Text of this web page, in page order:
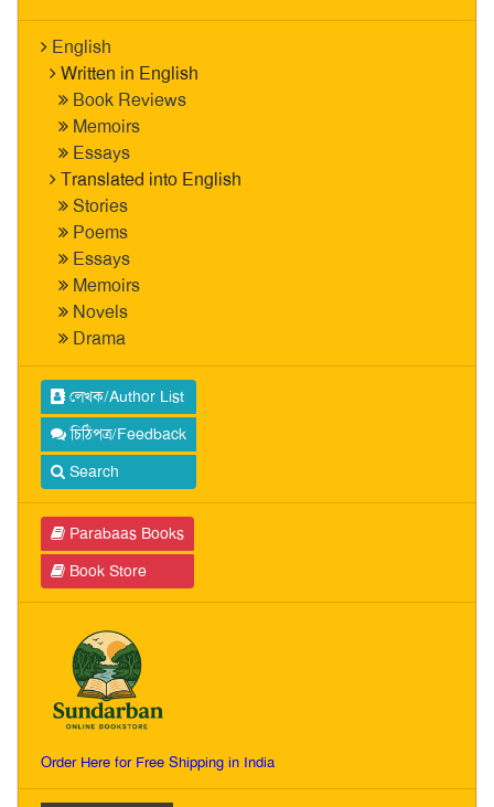
English
Written in English
Book Reviews
Memoirs
Essays
Translated into English
Stories
Poems
Essays
Memoirs
Novels
Drama
লেখক/Author List
চিঠিপত্র/Feedback
Search
Parabaas Books
Book Store
Order Here for Free Shipping in India